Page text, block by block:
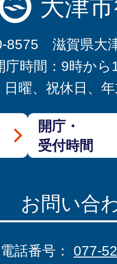
大津
8575 滋賀県大
庁時間：9時から
日曜、祝休日、
開庁・
受付時間
お問い合
電話番号： 077-